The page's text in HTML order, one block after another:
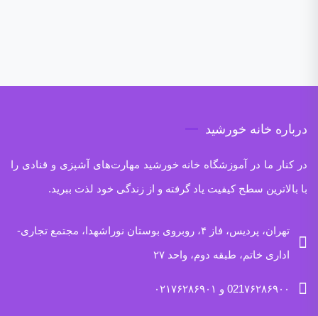
درباره خانه خورشید
در کنار ما در آموزشگاه خانه خورشید مهارت‌های آشپزی و قنادی را
با بالاترین سطح کیفیت یاد گرفته و از زندگی خود لذت ببرید.
تهران، پردیس، فاز ۴، روبروی بوستان نوراشهدا، مجتمع تجاری-
اداری خاتم، طبقه دوم، واحد ۲۷
021۷۶۲۸۶۹۰۰ و ۰۲۱۷۶۲۸۶۹۰۱